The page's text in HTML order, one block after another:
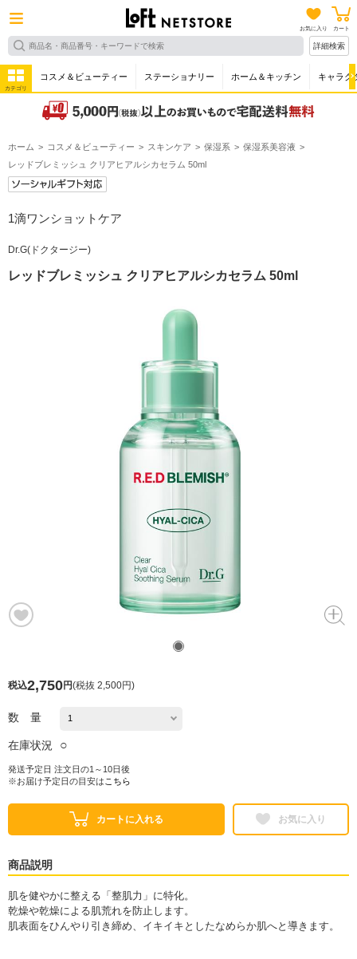
お気に入り カート
詳細検索
カテゴリ
コスメ＆ビューティー ステーショナリー ホーム＆キッチン キャラク
ホーム コスメ＆ビューティー スキンケア 保湿系
保湿系美容液
レッドブレミッシュ クリアヒアルシカセラム 50ml
1滴ワンショットケア
Dr.G(ドクタージー)
レッドブレミッシュ クリアヒアルシカセラム 50ml
税込2,750円(税抜 2,500円)
数 量
在庫状況 ○
発送予定日 注文日の1～10日後
※お届け予定日の目安は こちら
カートに入れる お気に入り
商品説明
肌を健やかに整える「整肌力」に特化。
乾燥や乾燥による肌荒れを防止します。
肌表面をひんやり引き締め、イキイキとしたなめらか肌へと導きます。